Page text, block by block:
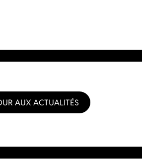
AUX ACTUALITÉS